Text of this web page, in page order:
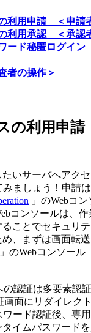
利用申請 ＜申請
利用承認 ＜承認
ード秘匿ログイ
者の操作＞
の利用申
いサーバへアク
ましょう！申請
」のWebコ
コンソールは、
ことでセキュリ
、まずは画面転
」のWebコンソール
の認証は多要素認
画面にリダイレク
ード認証後、専
イムパスワード